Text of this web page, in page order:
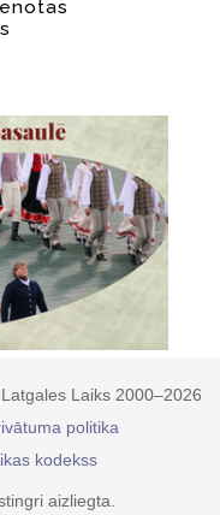
Laiks 2000–2026
politika
kodekss
aizliegta.